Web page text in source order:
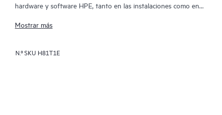
hardware y software HPE, tanto en las instalaciones como en
centrarse y hacer crecer su negocio principal buscando
problemas reactivos. Este servicio ofrece acceso directo a
Mostrar más
N.º SKU H81T1E